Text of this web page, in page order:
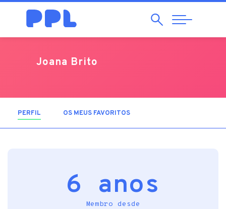
Pesquisar
Abrir
Navegação
Joana Brito
PERFIL (SEPARADOR ATIVO)
OS MEUS FAVORITOS
6 anos
Membro desde